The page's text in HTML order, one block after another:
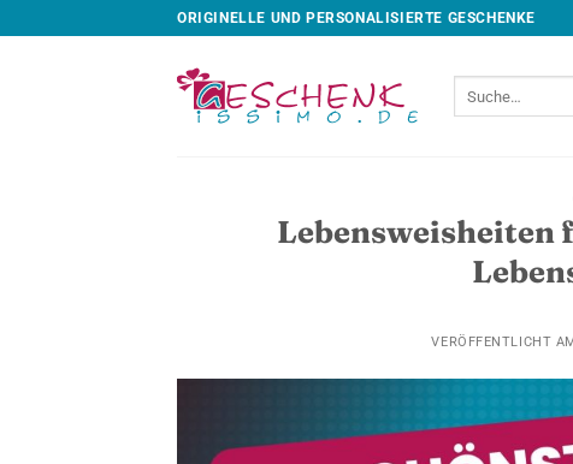
to
ORIGINELLE UND PERSONALISIERTE GESCHENKE
Lebensweisheiten
VERÖFFENTLICHT